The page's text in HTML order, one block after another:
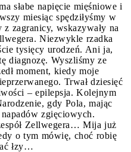
słabe napięcie mięśniowe i
miesiąc spędziłyśmy w
zagranicy, wskazywały na
Niezwykle rzadka
tysięcy urodzeń. Ani ja,
diagnozę. Wyszliśmy ze
moment, kiedy moje
Trwał dziesięć
– epilepsja. Kolejnym
gdy Pola, mając
napadów zgięciowych.
Zellwegera… Mija już
o tym mówię, choć robię
łzy…